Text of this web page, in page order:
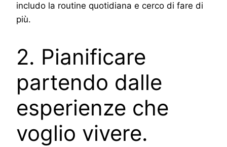
includo la routine quotidiana e cerco di fare di
più.
2. Pianificare
partendo dalle
esperienze che
voglio vivere.